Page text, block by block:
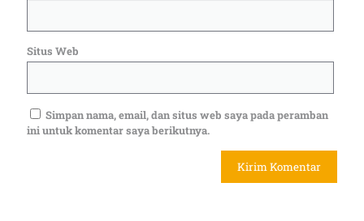
Situs Web
Simpan nama, email, dan situs web saya pada peramban
ini untuk komentar saya berikutnya.